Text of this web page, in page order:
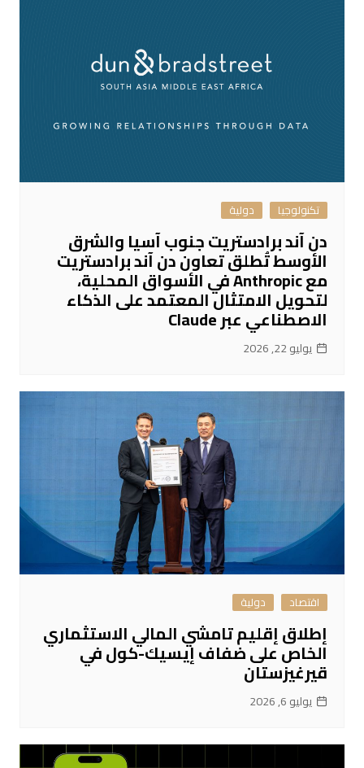
تكنولوجيا دولية
دن آند برادستريت جنوب آسيا والشرق
الأوسط تُطلق تعاون دن آند برادستريت
مع Anthropic في الأسواق المحلية،
لتحويل الامتثال المعتمد على الذكاء
الاصطناعي عبر Claude
يوليو 22, 2026
اقتصاد دولية
إطلاق إقليم تامشي المالي الاستثماري
الخاص على ضفاف إيسيك-كول في
قيرغيزستان
يوليو 6, 2026